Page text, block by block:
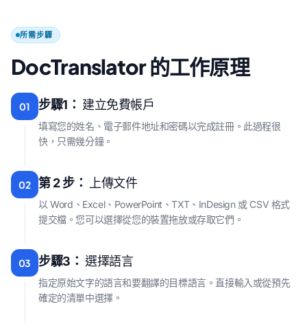
所需步驟
DocTranslator 的工作原理
01 步驟1： 建立免費帳戶
填寫您的姓名、電子郵件地址和密碼以完成註冊。此過程很
快，只需幾分鐘。
02 第 2 步： 上傳文件
以 Word、Excel、PowerPoint、TXT、InDesign 或 CSV 格式
提交檔。您可以選擇從您的裝置拖放或存取它們。
03 步驟3： 選擇語言
指定原始文字的語言和要翻譯的目標語言。直接輸入或從預先
確定的清單中選擇。